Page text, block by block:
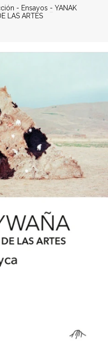
- Ensayos - YANAK
LAS ARTES